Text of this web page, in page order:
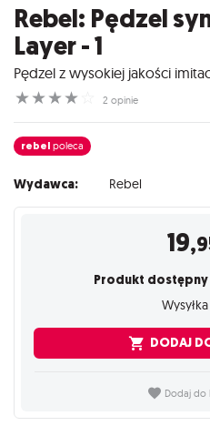
Rebel: Pędzel
Layer - 1
Pędzel z wysokiej jakości
☆
☆
☆
☆ 2 opinie
rebel poleca
Wydawca: Rebel
19
Produkt dostępny
DODAJ
Dodaj do